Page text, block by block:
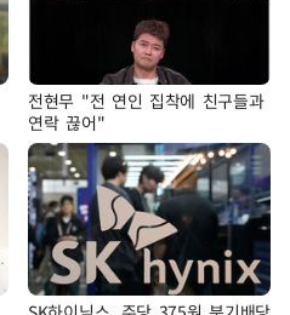
전현무 "전 연인 집착에 친구들과
연락 끊어"